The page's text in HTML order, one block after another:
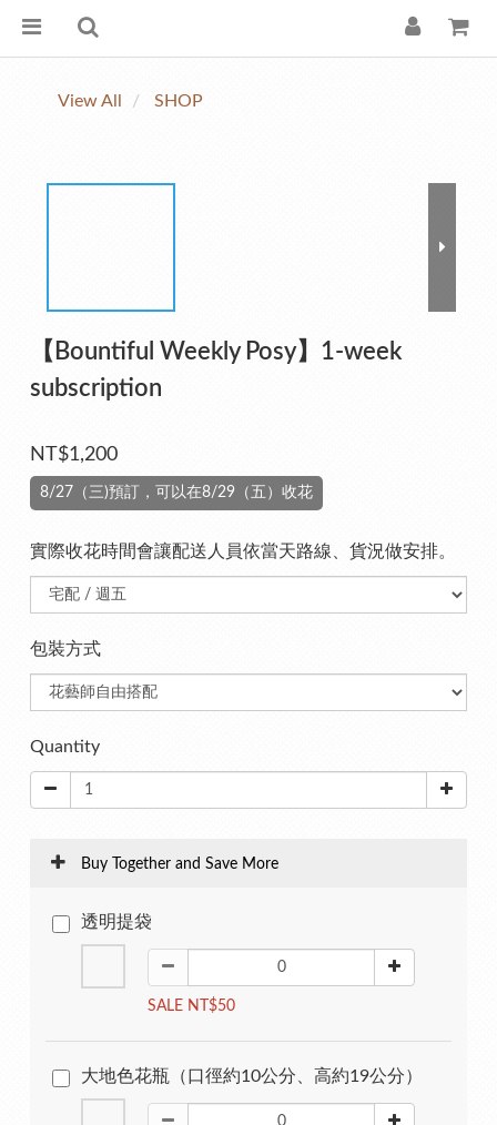
View All SHOP
【Bountiful Weekly Posy】1-week
subscription
NT$1,200
8/27（三)預訂，可以在8/29（五）收花
實際收花時間會讓配送人員依當天路線、貨況做安排。
包裝方式
Quantity
Buy Together and Save More
透明提袋
SALE NT$50
大地色花瓶（口徑約10公分、高約19公分）